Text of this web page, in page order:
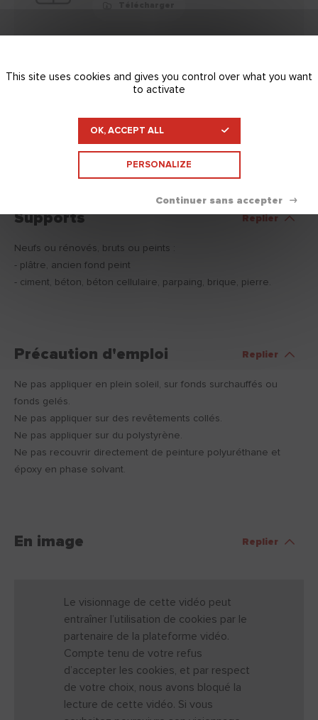
Télécharger
Supports Replier
Neufs ou rénovés, bruts ou peints :
- plâtre, ancien fond peint
- ciment, béton, béton cellulaire, parpaing, brique, pierre.
Précaution d'emploi Replier
Ne pas appliquer en plein soleil, sur fonds surchauffés ou
fonds gelés.
Ne pas appliquer sur des revêtements collés.
Ne pas appliquer sur du polystyrène.
Ne pas recouvrir directement de peinture polyuréthane et
époxy en phase solvant.
En image Replier
Le visionnage de cette vidéo peut
entraîner l’utilisation de cookies par le
partenaire de la plateforme vidéo.
Compte tenu de votre refus
d’accepter les cookies, et par respect
de votre choix, nous avons bloqué la
lecture de cette vidéo. Si vous
This site uses cookies and gives you control over what you want
to activate
OK, ACCEPT ALL
PERSONALIZE